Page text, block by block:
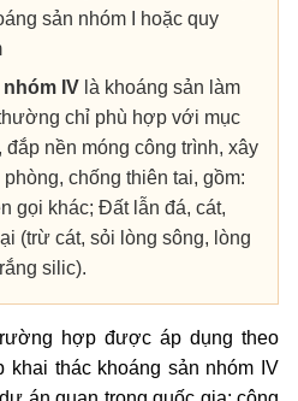
sản nhóm I hoặc quy
IV là khoáng sản làm
chỉ phù hợp với mục
nền móng công trình, xây
chống thiên tai, gồm:
gọi khác; Đất lẫn đá, cát,
(trừ cát, sỏi lòng sông, lòng
silic).
hợp được áp dụng theo
khai thác khoáng sản nhóm IV